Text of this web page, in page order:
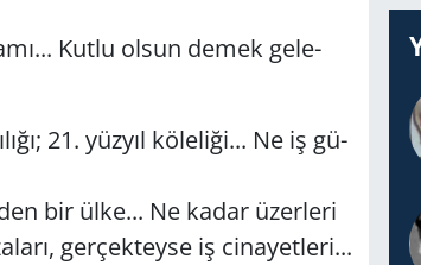
Kutlu olsun demek ge­le­
21. yüz­yıl kö­le­li­ği... Ne iş gü­
bir ülke... Ne kadar üzer­le­ri
ger­çek­tey­se iş ci­na­yet­le­ri...